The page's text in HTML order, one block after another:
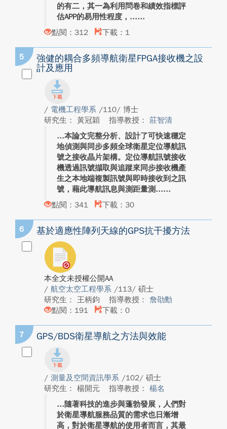
的有二，其一為利用問卷和績效指標評
估APP的易用性程度，...
點閱：312
下載：1
5
強健的耦合多頻導航衛星FPGA接收機之設
計及應用
/ 電機工程學系 /110/ 博士
研究生： 黃冠穎
指導教授： 莊智清
本論文完整分析、設計了可快速穩定
地偵測與同步多頻全球衛星定位導航訊
號之接收晶片架構。定位導航訊號接收
機透過訊號擷取與追蹤來同步接收機產
生之本地端複製訊號與即時接收到之訊
號，藉此導航訊息與測距量測...
點閱：341
下載：30
6 基於適應性陣列天線的GPS抗干擾方法
本全文未授權公開AA
/ 航空太空工程學系 /113/ 碩士
研究生： 王柄鈞
指導教授： 詹劭勳
點閱：191
下載：0
7 GPS/BDS衛星導航之方法與效能
/ 測量及空間資訊學系 /102/ 碩士
研究生： 楊開元
指導教授： 楊名
隨著科技的進步與蓬勃發展，人們對
於衛星導航服務品質的需求也日漸增
高，對於衛星導航的使用者而言，其最